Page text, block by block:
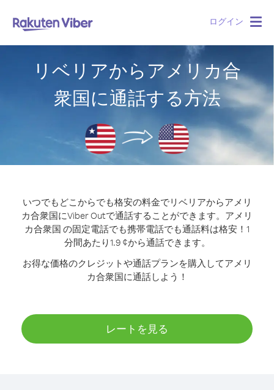
ログイン
リベリアからアメリカ合
衆国に通話する方法
いつでもどこからでも格安の料金でリベリアからアメリ
カ合衆国にViber Outで通話することができます。 アメリ
カ合衆国 の固定電話でも携帯電話でも通話料は格安！1
分間あたり1.9 ¢から通話できます。
お得な価格のクレジットや通話プランを購入してアメリ
カ合衆国に通話しよう！
レートを見る